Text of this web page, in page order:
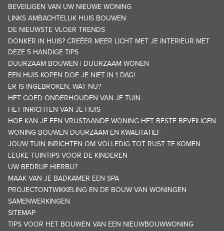
BEVEILIGEN VAN UW NIEUWE WONING
LINKS AMBACHTELIJK HUIS BOUWEN
DE NIEUWSTE VLOER TRENDS
DONKER IN HUIS? CREËER MEER LICHT MET JE INTERIEUR MET
DEZE 5 HANDIGE TIPS
DUURZAAM BOUWEN | DUURZAAM WONEN
EEN HUIS KOPEN DOE JE NIET IN 1 DAG!
ER IS INGEBROKEN, WAT NU?
HET GOED ONDERHOUDEN VAN JE TUIN
HET INRICHTEN VAN JE HUIS
HOE KAN JE EEN VRIJSTAANDE WONING HET BESTE BEVEILIGEN
WONING BOUWEN DUURZAAM EN KWALITATIEF
JOUW TUIN INRICHTEN OM VOLLEDIG TOT RUST TE KOMEN
LEUKE TUINTIPS VOOR DE KINDEREN
UW BEDRIJF HIERBIJ?
MAAK VAN JE BADKAMER EEN SPA
PROJECTONTWIKKELING EN DE BOUW VAN WONINGEN
SAMENWERKINGEN
SITEMAP
TIPS VOOR HET BOUWEN VAN EEN NIEUWBOUWWONING